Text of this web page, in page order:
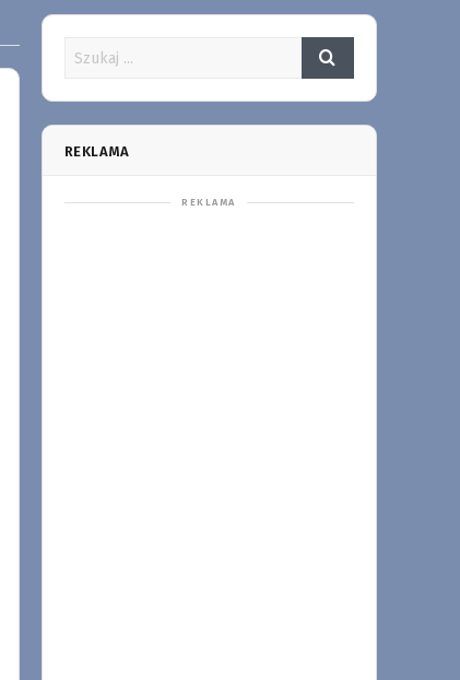
REKLAMA